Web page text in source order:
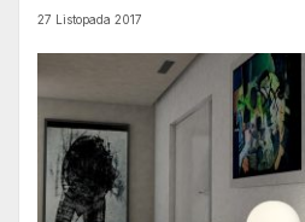
27 Listopada 2017